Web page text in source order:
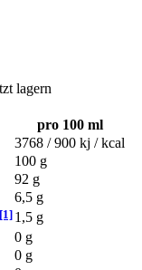
lagern
pro 100 ml
3768 / 900 kj / kcal
100 g
92 g
6,5 g
[1] 1,5 g
0 g
0 g